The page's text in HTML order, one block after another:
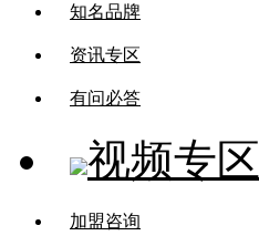
知名品牌
资讯专区
有问必答
视频专区
加盟咨询